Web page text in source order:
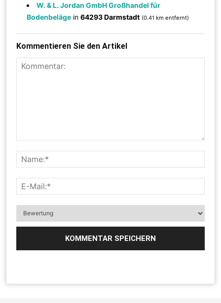
W. & L. Jordan GmbH Großhandel für
Bodenbeläge in64293 Darmstadt (0.41 km entfernt)
Kommentieren Sie den Artikel